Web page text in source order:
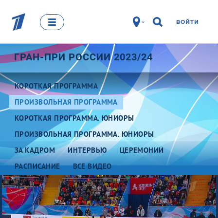
ВОЙТИ
ГРАН-ПРИ РОССИИ 2023/24
КОРОТКАЯ ПРОГРАММА
ПРОИЗВОЛЬНАЯ ПРОГРАММА
КОРОТКАЯ ПРОГРАММА. ЮНИОРЫ
ПРОИЗВОЛЬНАЯ ПРОГРАММА. ЮНИОРЫ
ЗА КАДРОМ
ИНТЕРВЬЮ
ЦЕРЕМОНИИ
РАСПИСАНИЕ
ВСЕ ВИДЕО